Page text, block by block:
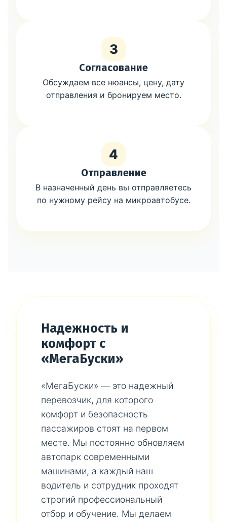
3
Согласование
Обсуждаем все нюансы, цену, дату
отправления и бронируем место.
4
Отправление
В назначенный день вы отправляетесь
по нужному рейсу на микроавтобусе.
Надежность и
комфорт с
«МегаБуски»
«МегаБуски» — это надежный
перевозчик, для которого
комфорт и безопасность
пассажиров стоят на первом
месте. Мы постоянно обновляем
автопарк современными
машинами, а каждый наш
водитель и сотрудник проходят
строгий профессиональный
отбор и обучение. Мы делаем